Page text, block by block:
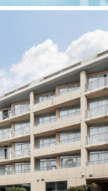
be gliuteno;